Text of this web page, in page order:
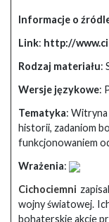
Informacje o
Link: http://
Rodzaj materiału:
Wersje językowe:
Tematyka: Witryna
historii, zadaniom
funkcjonowaniem
Wrażenia:
Cichociemni
wojny światowej.
bohaterskie akcje